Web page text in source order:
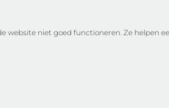
website niet goed functioneren. Ze